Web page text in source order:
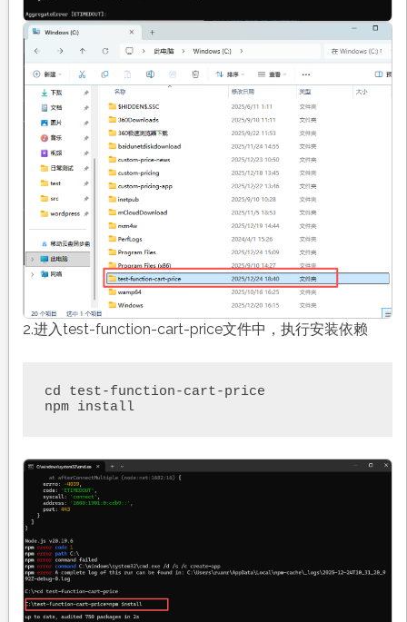
2.进入test-function-cart-price文件中，执行安装依赖
cd test-function-cart-price
npm install